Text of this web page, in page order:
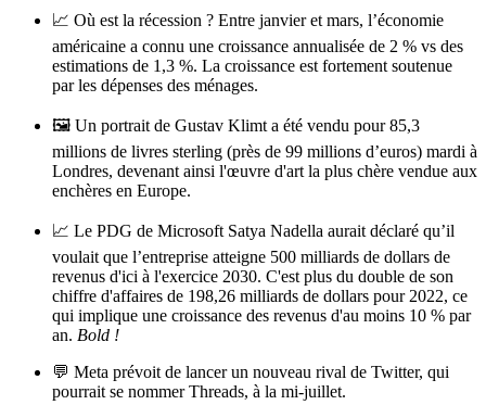
📈 Où est la récession ? Entre janvier et mars, l’économie
américaine a connu une croissance annualisée de 2 % vs des
estimations de 1,3 %. La croissance est fortement soutenue
par les dépenses des ménages.
🖼️ Un portrait de Gustav Klimt a été vendu pour 85,3
millions de livres sterling (près de 99 millions d’euros) mardi à
Londres, devenant ainsi l'œuvre d'art la plus chère vendue aux
enchères en Europe.
📈 Le PDG de Microsoft Satya Nadella aurait déclaré qu’il
voulait que l’entreprise atteigne 500 milliards de dollars de
revenus d'ici à l'exercice 2030. C'est plus du double de son
chiffre d'affaires de 198,26 milliards de dollars pour 2022, ce
qui implique une croissance des revenus d'au moins 10 % par
an. Bold !
💬 Meta prévoit de lancer un nouveau rival de Twitter, qui
pourrait se nommer Threads, à la mi-juillet.